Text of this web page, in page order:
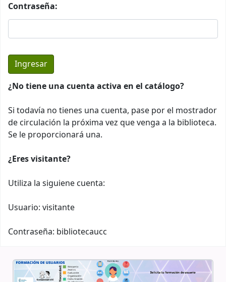
Contraseña:
¿No tiene una cuenta activa en el catálogo?
Si todavía no tienes una cuenta, pase por el mostrador
de circulación la próxima vez que venga a la biblioteca.
Se le proporcionará una.
¿Eres visitante?
Utiliza la siguiene cuenta:
Usuario: visitante
Contraseña: bibliotecaucc